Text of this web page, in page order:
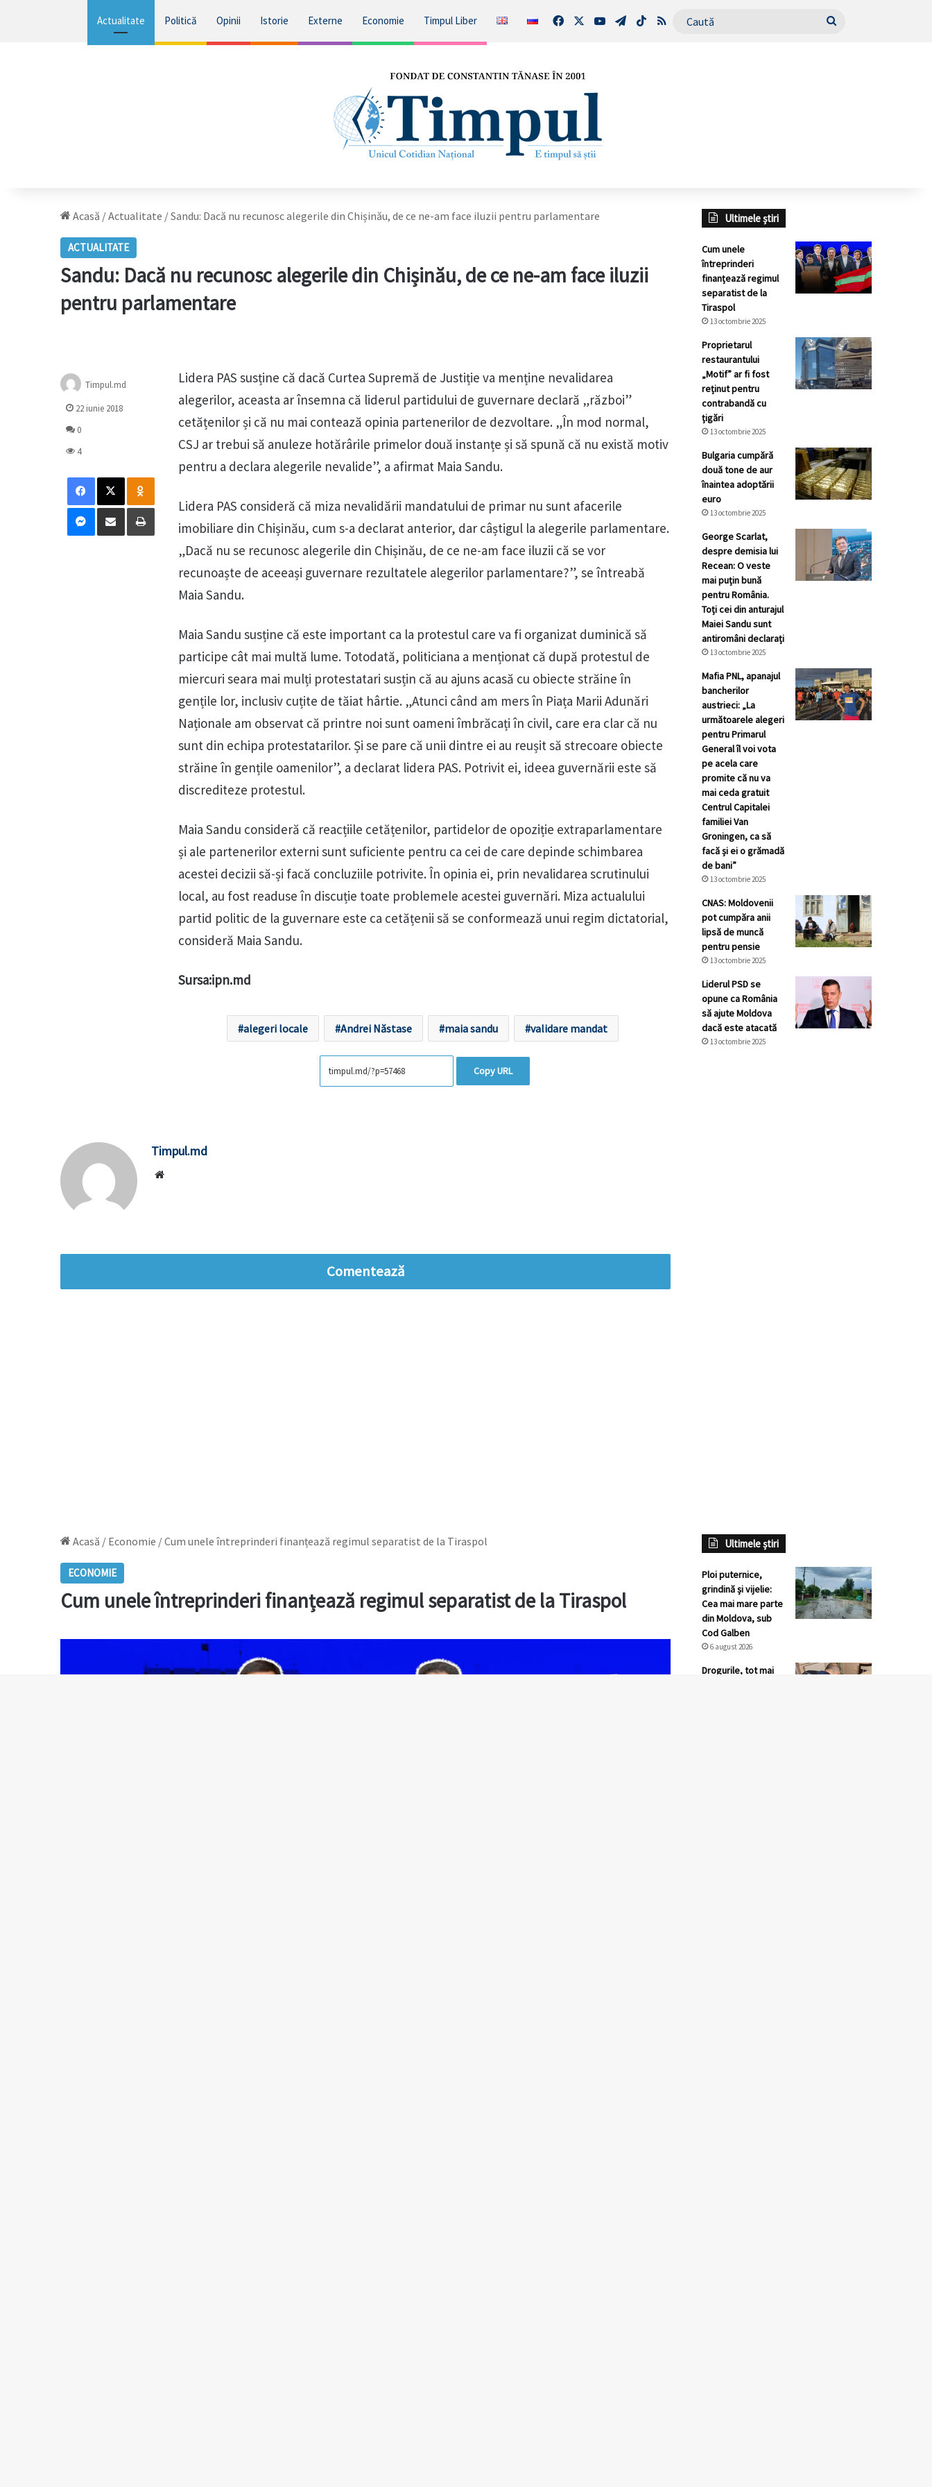
Actualitate Politică Opinii Istorie Externe Economie Timpul Liber FacebookYouTubeTelegram
TikTokRSS Caută
Acasă /Actualitate /Sandu: Dacă nu recunosc alegerile din Chișinău, de ce ne-am face iluzii pentru parlamentare
ACTUALITATE
Sandu: Dacă nu recunosc alegerile din Chișinău, de ce ne-am face iluzii
pentru parlamentare
Lidera PAS susține că dacă Curtea Supremă de Justiție va menține nevalidarea
alegerilor, aceasta ar însemna că liderul partidului de guvernare declară „război”
cetățenilor și că nu mai contează opinia partenerilor de dezvoltare. „În mod normal,
CSJ ar trebui să anuleze hotărârile primelor două instanțe și să spună că nu există motiv
pentru a declara alegerile nevalide”, a afirmat Maia Sandu.
Lidera PAS consideră că miza nevalidării mandatului de primar nu sunt afacerile
imobiliare din Chișinău, cum s-a declarat anterior, dar câștigul la alegerile parlamentare.
„Dacă nu se recunosc alegerile din Chișinău, de ce ne-am face iluzii că se vor
recunoaște de aceeași guvernare rezultatele alegerilor parlamentare?”, se întreabă
Maia Sandu.
Maia Sandu susține că este important ca la protestul care va fi organizat duminică să
participe cât mai multă lume. Totodată, politiciana a menționat că după protestul de
miercuri seara mai mulți protestatari susțin că au ajuns acasă cu obiecte străine în
gențile lor, inclusiv cuțite de tăiat hârtie. „Atunci când am mers în Piața Marii Adunări
Naționale am observat că printre noi sunt oameni îmbrăcați în civil, care era clar că nu
sunt din echipa protestatarilor. Și se pare că unii dintre ei au reușit să strecoare obiecte
străine în gențile oamenilor”, a declarat lidera PAS. Potrivit ei, ideea guvernării este să
discrediteze protestul.
Maia Sandu consideră că reacțiile cetățenilor, partidelor de opoziție extraparlamentare
și ale partenerilor externi sunt suficiente pentru ca cei de care depinde schimbarea
acestei decizii să-și facă concluziile potrivite. În opinia ei, prin nevalidarea scrutinului
local, au fost readuse în discuție toate problemele acestei guvernări. Miza actualului
partid politic de la guvernare este ca cetățenii să se conformează unui regim dictatorial,
consideră Maia Sandu.
Sursa:ipn.md
alegeri locale Andrei Năstase maia sandu validare mandat
Copy URL
Timpul.md
22 iunie 2018
0
4
Facebook
X Odnoklassniki
Messenger
Distribuie prin mail Tipărește
Timpul.md
Comentează
Ultimele știri
Cum unele
întreprinderi
finanțează regimul
separatist de la
Tiraspol
13 octombrie 2025
Proprietarul
restaurantului
„Motif” ar fi fost
reținut pentru
contrabandă cu
țigări
13 octombrie 2025
Bulgaria cumpără
două tone de aur
înaintea adoptării
euro
13 octombrie 2025
George Scarlat,
despre demisia lui
Recean: O veste
mai puțin bună
pentru România.
Toți cei din anturajul
Maiei Sandu sunt
antiromâni declarați
13 octombrie 2025
Mafia PNL, apanajul
bancherilor
austrieci: „La
următoarele alegeri
pentru Primarul
General îl voi vota
pe acela care
promite că nu va
mai ceda gratuit
Centrul Capitalei
familiei Van
Groningen, ca să
facă și ei o grămadă
de bani”
13 octombrie 2025
CNAS: Moldovenii
pot cumpăra anii
lipsă de muncă
pentru pensie
13 octombrie 2025
Liderul PSD se
opune ca România
să ajute Moldova
dacă este atacată
13 octombrie 2025